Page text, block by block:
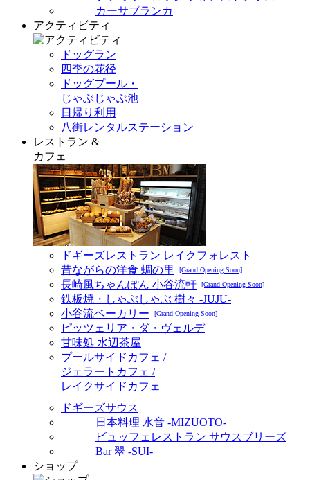
カーサブランカ
アクティビティ
ドッグラン
四季の花径
ドッグプール・
じゃぶじゃぶ池
日帰り利用
八街レンタルステーション
レストラン &
カフェ
ドギーズレストラン レイクフォレスト
昔ながらの洋食 蜩の里
[Grand Opening Soon]
長崎風ちゃんぽん 小谷流軒 [Grand Opening Soon]
鉄板焼・しゃぶしゃぶ 樹々 -JUJU-
小谷流ベーカリー
[Grand Opening Soon]
ピッツェリア・ダ・ヴェルデ
甘味処 水辺茶屋
プールサイドカフェ /
ジェラートカフェ /
レイクサイドカフェ
ドギーズサウス
日本料理 水音 -MIZUOTO-
ビュッフェレストラン サウスブリーズ
Bar 翠 -SUI-
ショップ